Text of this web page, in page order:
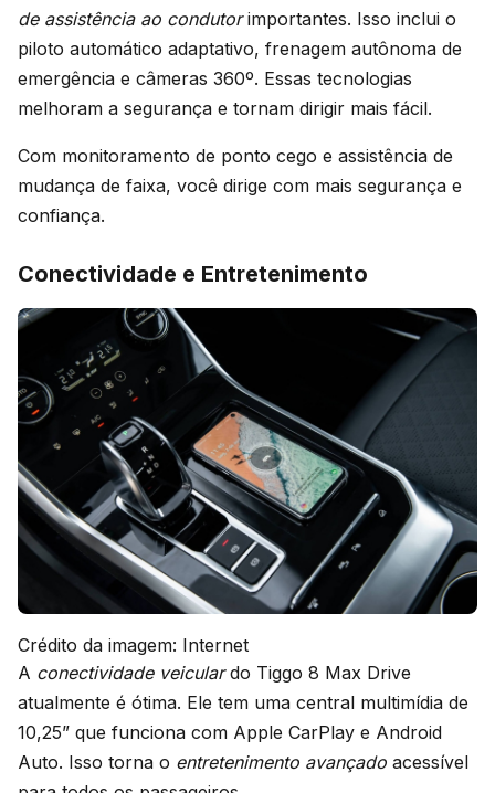
de assistência ao condutorimportantes. Isso inclui o
piloto automático adaptativo, frenagem autônoma de
emergência e câmeras 360º. Essas tecnologias
melhoram a segurança e tornam dirigir mais fácil.
Com monitoramento de ponto cego e assistência de
mudança de faixa, você dirige com mais segurança e
confiança.
Conectividade e Entretenimento
Crédito da imagem: Internet
A conectividade veiculardo Tiggo 8 Max Drive
atualmente é ótima. Ele tem uma central multimídia de
10,25” que funciona com Apple CarPlay e Android
Auto. Isso torna o entretenimento avançado acessível